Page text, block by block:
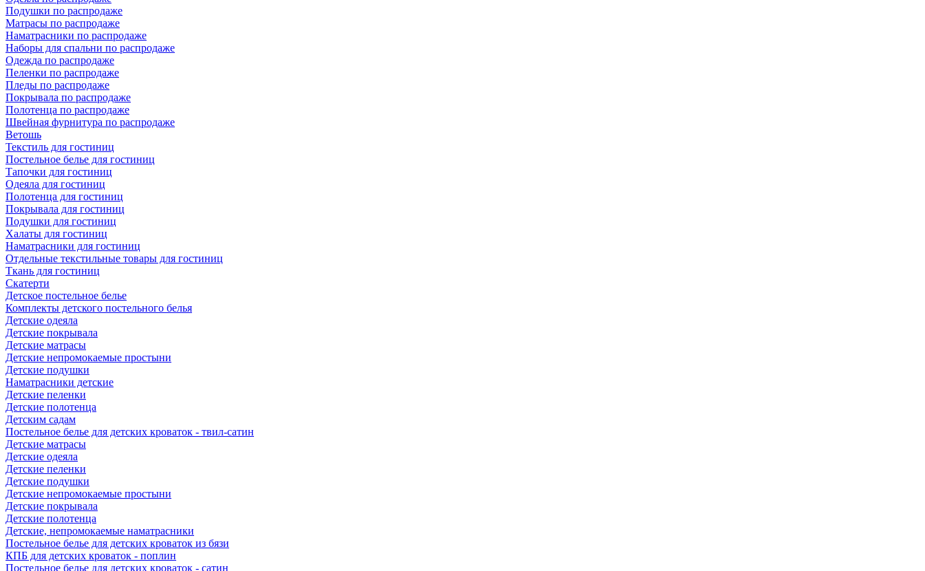
Подушки по распродаже
Матрасы по распродаже
Наматрасники по распродаже
Наборы для спальни по распродаже
Одежда по распродаже
Пеленки по распродаже
Пледы по распродаже
Покрывала по распродаже
Полотенца по распродаже
Швейная фурнитура по распродаже
Ветошь
Текстиль для гостиниц
Постельное белье для гостиниц
Тапочки для гостиниц
Одеяла для гостиниц
Полотенца для гостиниц
Покрывала для гостиниц
Подушки для гостиниц
Халаты для гостиниц
Наматрасники для гостиниц
Отдельные текстильные товары для гостиниц
Ткань для гостиниц
Скатерти
Детское постельное белье
Комплекты детского постельного белья
Детские одеяла
Детские покрывала
Детские матрасы
Детские непромокаемые простыни
Детские подушки
Наматрасники детские
Детские пеленки
Детские полотенца
Детским садам
Постельное белье для детских кроваток - твил-сатин
Детские матрасы
Детские одеяла
Детские пеленки
Детские подушки
Детские непромокаемые простыни
Детские покрывала
Детские полотенца
Детские, непромокаемые наматрасники
Постельное белье для детских кроваток из бязи
КПБ для детских кроваток - поплин
Постельное белье для детских кроваток - сатин